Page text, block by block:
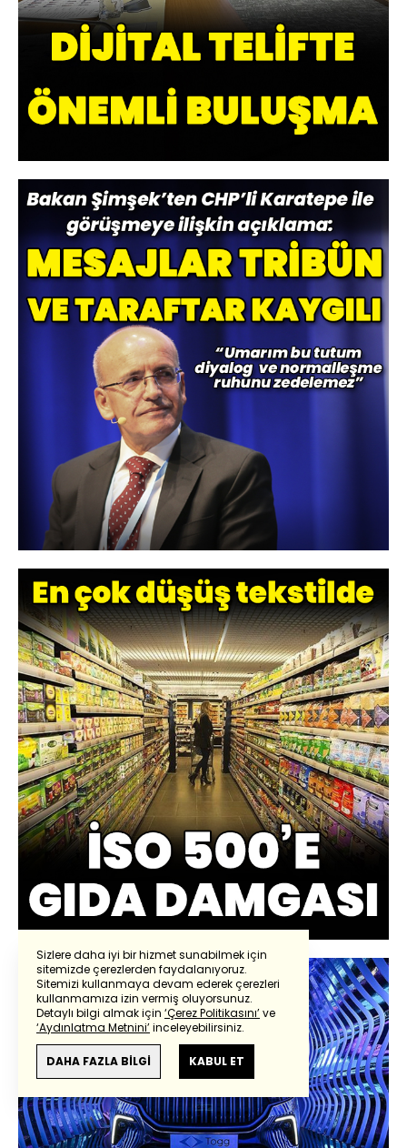
Sizlere daha iyi bir hizmet sunabilmek için
sitemizde çerezlerden faydalanıyoruz.
Sitemizi kullanmaya devam ederek çerezleri
kullanmamıza izin vermiş oluyorsunuz.
Detaylı bilgi almak için ‘Çerez Politikasını’ve
‘Aydınlatma Metnini’inceleyebilirsiniz.
DAHA FAZLA BİLGİ KABUL ET